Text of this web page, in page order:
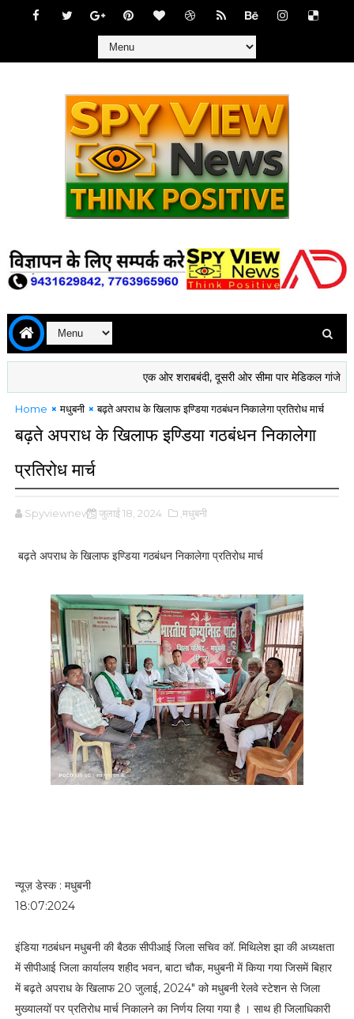
एक ओर शराबबंदी, दूसरी ओर सीमा पार मेडिकल गांजे की
Home मधुबनी बढ़ते अपराध के खिलाफ इण्डिया गठबंधन निकालेगा प्रतिरोध मार्च
बढ़ते अपराध के खिलाफ इण्डिया गठबंधन निकालेगा
प्रतिरोध मार्च
Spyviewnews जुलाई 18, 2024 ,मधुबनी
बढ़ते अपराध के खिलाफ इण्डिया गठबंधन निकालेगा प्रतिरोध मार्च
न्यूज़ डेस्क : मधुबनी
18:07:2024
इंडिया गठबंधन मधुबनी की बैठक सीपीआई जिला सचिव कॉ. मिथिलेश झा की अध्यक्षता
में सीपीआई जिला कार्यालय शहीद भवन, बाटा चौक, मधुबनी में किया गया जिसमें बिहार
में बढ़ते अपराध के खिलाफ 20 जुलाई, 2024" को मधुबनी रेलवे स्टेशन से जिला
मुख्यालयों पर प्रतिरोध मार्च निकालने का निर्णय लिया गया है । साथ ही जिलाधिकारी